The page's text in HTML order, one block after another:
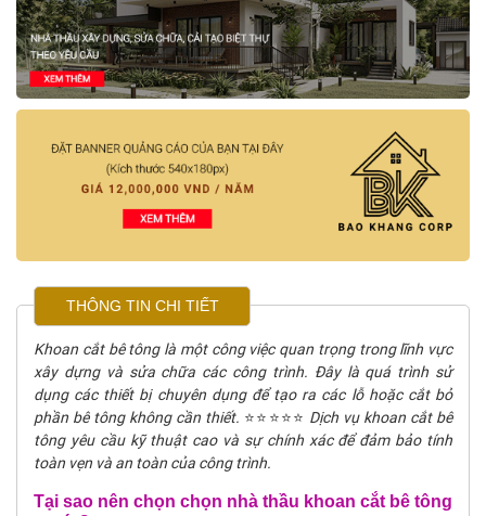
THÔNG TIN CHI TIẾT
Khoan cắt bê tông là một công việc quan trọng trong lĩnh vực
xây dựng và sửa chữa các công trình. Đây là quá trình sử
dụng các thiết bị chuyên dụng để tạo ra các lỗ hoặc cắt bỏ
phần bê tông không cần thiết. ⭐⭐⭐⭐⭐ Dịch vụ khoan cắt bê
tông yêu cầu kỹ thuật cao và sự chính xác để đảm bảo tính
toàn vẹn và an toàn của công trình.
Tại sao nên chọn chọn nhà thầu khoan cắt bê tông